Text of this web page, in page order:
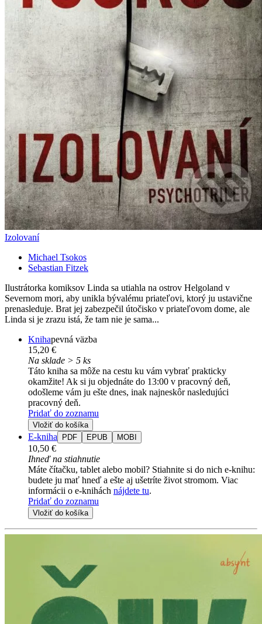
Izolovaní
Michael Tsokos
Sebastian Fitzek
Ilustrátorka komiksov Linda sa utiahla na ostrov Helgoland v
Severnom mori, aby unikla bývalému priateľovi, ktorý ju ustavične
prenasleduje. Brat jej zabezpečil útočisko v priateľovom dome, ale
Linda si je zrazu istá, že tam nie je sama...
Knihapevná väzba
15,20 €
Na sklade > 5 ks
Táto kniha sa môže na cestu ku vám vybrať prakticky
okamžite! Ak si ju objednáte do 13:00 v pracovný deň,
odošleme vám ju ešte dnes, inak najneskôr nasledujúci
pracovný deň.
Pridať do zoznamu
Vložiť do košíka
E-kniha PDF EPUB MOBI
10,50 €
Ihneď na stiahnutie
Máte čítačku, tablet alebo mobil? Stiahnite si do nich e-knihu:
budete ju mať hneď a ešte aj ušetríte život stromom. Viac
informácii o e-knihách nájdete tu.
Pridať do zoznamu
Vložiť do košíka